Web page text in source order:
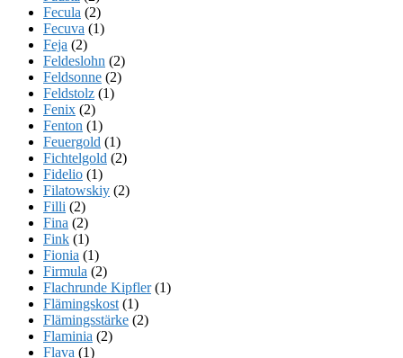
Fecula (2)
Fecuva (1)
Feja (2)
Feldeslohn (2)
Feldsonne (2)
Feldstolz (1)
Fenix (2)
Fenton (1)
Feuergold (1)
Fichtelgold (2)
Fidelio (1)
Filatowskiy (2)
Filli (2)
Fina (2)
Fink (1)
Fionia (1)
Firmula (2)
Flachrunde Kipfler(1)
Flämingskost (1)
Flämingsstärke (2)
Flaminia (2)
Flava (1)